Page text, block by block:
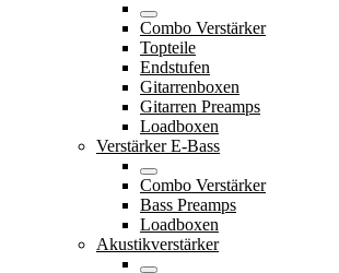
Combo Verstärker
Topteile
Endstufen
Gitarrenboxen
Gitarren Preamps
Loadboxen
Verstärker E-Bass
Combo Verstärker
Bass Preamps
Loadboxen
Akustikverstärker